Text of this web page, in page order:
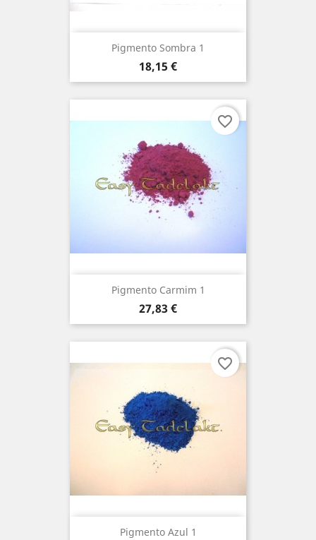
Pigmento Sombra 1
Preço
18,15 €
Pigmento Carmim 1
Preço
27,83 €
favorite_border
Pigmento Azul 1
favorite_border